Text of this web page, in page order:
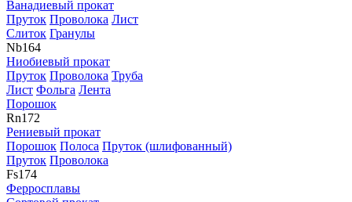
Ванадиевый прокат
Пруток Проволока Лист
Слиток Гранулы
Nb164
Ниобиевый прокат
Пруток Проволока Труба
Лист Фольга Лента
Порошок
Rn172
Рениевый прокат
Порошок Полоса Пруток (шлифованный)
Пруток Проволока
Fs174
Ферросплавы